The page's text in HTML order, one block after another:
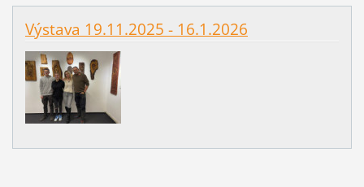
Výstava 19.11.2025 - 16.1.2026